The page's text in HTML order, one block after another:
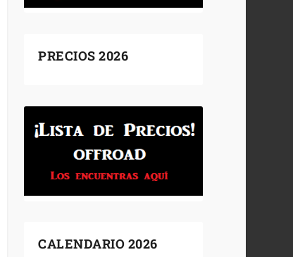
PRECIOS 2026
CALENDARIO 2026